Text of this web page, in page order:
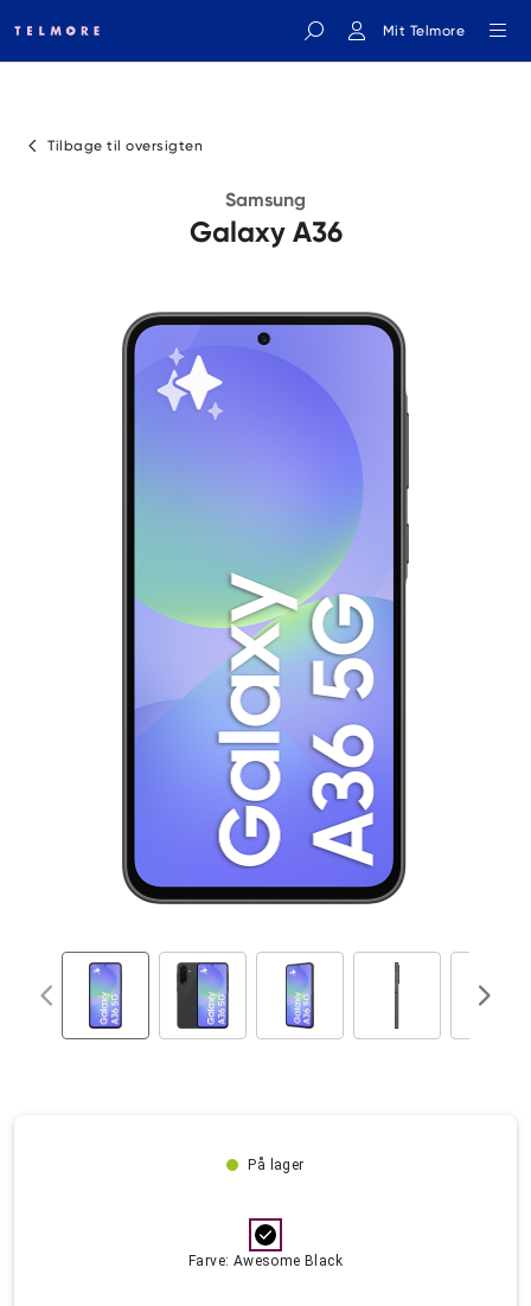
Mit Telmore
Tilbage til oversigten
Samsung
Galaxy A36
På lager
Farve: Awesome Black